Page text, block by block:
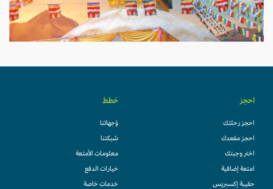
احجز
احجز رحلتك
احجز مقعدك
اختر وجبتك
امتعة إضافية
حقيبة إكسبريس
خطط
وُجهاتنا
شبكتنا
معلومات الأمتعة
خيارات الدفع
خدمات خاصة